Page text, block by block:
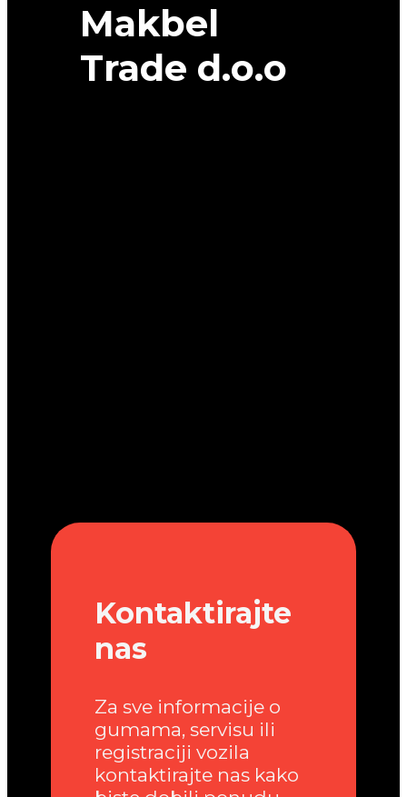
Makbel
Trade d.o.o
Kontaktirajte
nas
Za sve informacije o
gumama, servisu ili
registraciji vozila
kontaktirajte nas kako